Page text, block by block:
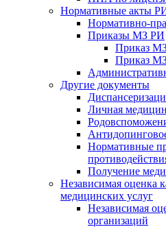
Нормативные акты
Нормативно-
Приказы МЗ РИ
Приказ
Приказ
Другие документы
Личная
Нормативные
Получение
Независимая оценка
медицинских услуг
Независимая
организаций